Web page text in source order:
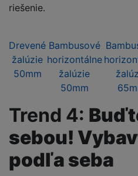
riešenie.
Drevené
žalúzie
50mm
Bambusové
horizontálne
žalúzie
50mm
Trend 4:
sebou!
podľa seba